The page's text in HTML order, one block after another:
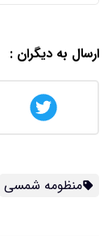
ارسال به دیگران :
منظومه شمسی